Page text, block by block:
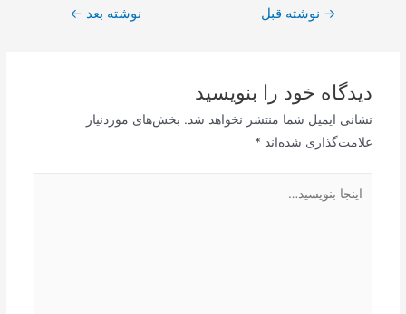
راهبری→ نوشته قبل نوشته بعد ←
دیدگاه‌ خود را بنویسید
نشانی ایمیل شما منتشر نخواهد شد. بخش‌های موردنیاز
علامت‌گذاری شده‌اند *
بنویسید…